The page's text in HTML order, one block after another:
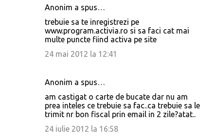
Anonim a spus…
trebuie sa te inregistrezi pe
www.program.activia.ro si sa faci cat mai
multe puncte fiind activa pe site
24 mai 2012 la 12:41
Anonim a spus…
am castigat o carte de bucate dar nu am
prea inteles ce trebuie sa fac..ca trebuie sa le
trimit nr bon fiscal prin email in 2 zile?atat..
24 iulie 2012 la 16:58